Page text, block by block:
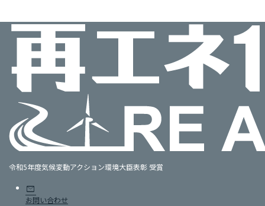
令和5年度気候変動アクション環境大臣表彰 受賞
mail
お問い合わせ